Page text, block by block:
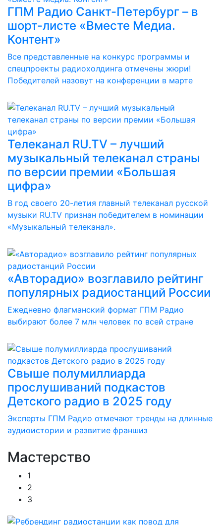
ГПМ Радио Санкт-Петербург – в
шорт-листе «Вместе Медиа.
Контент»
Все представленные на конкурс программы и
спецпроекты радиохолдинга отмечены жюри!
Победителей назовут на конференции в марте
Телеканал RU.TV – лучший
музыкальный телеканал страны
по версии премии «Большая
цифра»
В год своего 20-летия главный телеканал русской
музыки RU.TV признан победителем в номинации
«Музыкальный телеканал».
«Авторадио» возглавило рейтинг
популярных радиостанций России
Ежедневно флагманский формат ГПМ Радио
выбирают более 7 млн человек по всей стране
Свыше полумиллиарда
прослушиваний подкастов
Детского радио в 2025 году
Эксперты ГПМ Радио отмечают тренды на длинные
аудиоистории и развитие франшиз
Мастерство
1
2
3